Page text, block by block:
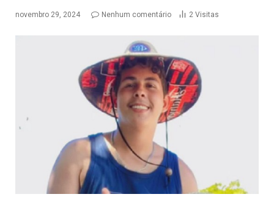
novembro 29, 2024 Nenhum comentário 2 Visitas